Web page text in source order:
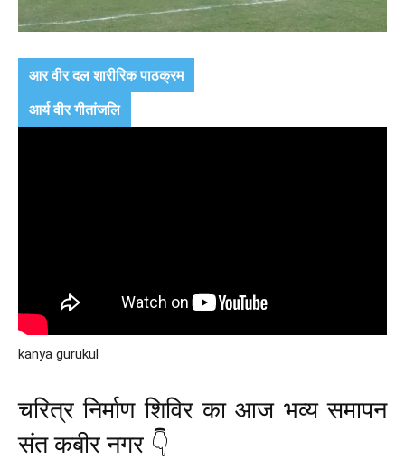
आर वीर दल शारीरिक पाठक्रम
आर्य वीर गीतांजलि
kanya gurukul
चरित्र निर्माण शिविर का आज भव्य समापन
संत कबीर नगर 👇